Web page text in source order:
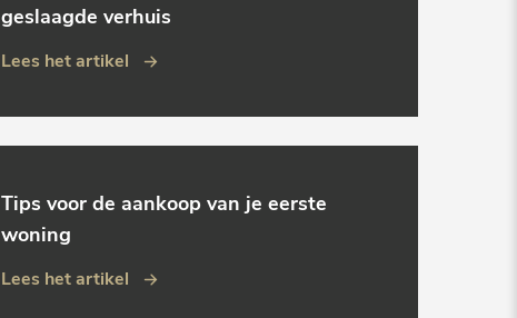
geslaagde verhuis
Lees het artikel
Tips voor de aankoop van je eerste
woning
Lees het artikel